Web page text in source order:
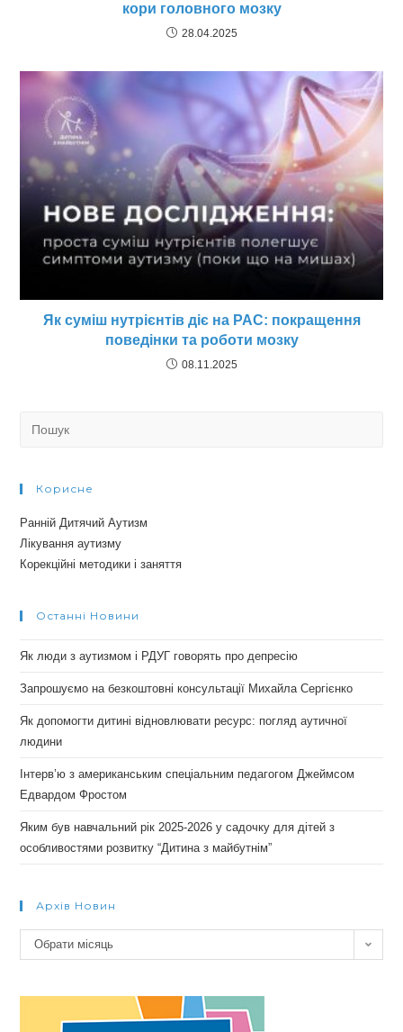
кори головного мозку
28.04.2025
Як суміш нутрієнтів діє на РАС: покращення
поведінки та роботи мозку
08.11.2025
Корисне
Ранній Дитячий Аутизм
Лікування аутизму
Корекційні методики і заняття
Останні Новини
Як люди з аутизмом і РДУГ говорять про депресію
Запрошуємо на безкоштовні консультації Михайла Сергієнко
Як допомогти дитині відновлювати ресурс: погляд аутичної
людини
Інтерв’ю з американським спеціальним педагогом Джеймсом
Едвардом Фростом
Яким був навчальний рік 2025-2026 у садочку для дітей з
особливостями розвитку “Дитина з майбутнім”
Архів Новин
Архів
новин
Обрати місяць